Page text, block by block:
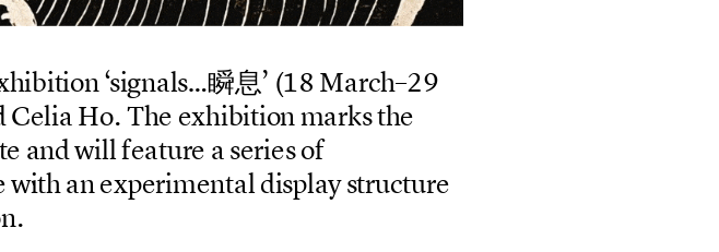
hibition‘signals…瞬息’ (18 March–29
CeliaHo.The exhibitionmarksthe
e andwillfeature aseriesof
withanexperimentaldisplaystructure
n.